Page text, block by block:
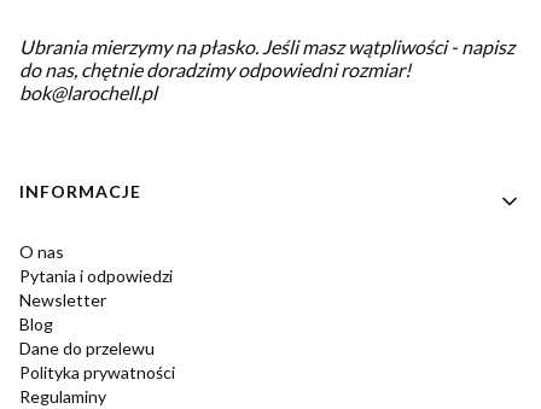
Ubrania mierzymy na płasko. Jeśli masz wątpliwości - napisz
do nas, chętnie doradzimy odpowiedni rozmiar!
bok@larochell.pl
Linki w stopce
INFORMACJE
O nas
Pytania i odpowiedzi
Newsletter
Blog
Dane do przelewu
Polityka prywatności
Regulaminy